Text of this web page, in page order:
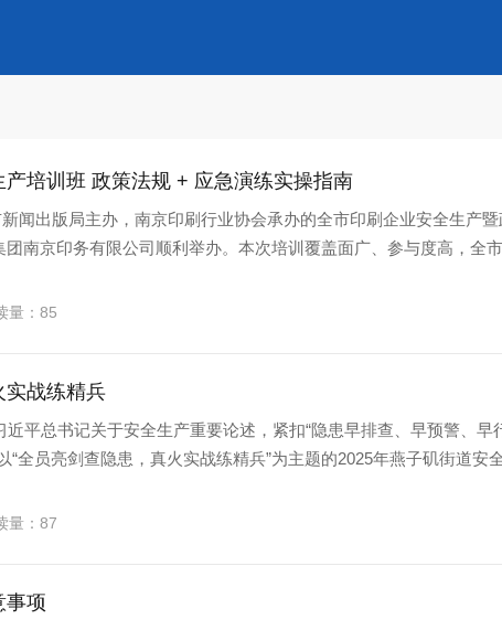
培训班 政策法规 + 应急演练实操指南
闻出版局主办，南京印刷行业协会承办的全市印刷企业安全生产
南京印务有限公司顺利举办。本次培训覆盖面广、参与度高，全
量：85
实战练精兵
平总书记关于安全生产重要论述，紧扣“隐患早排查、早预警、早
“全员亮剑查隐患，真火实战练精兵”为主题的2025年燕子矶街道安
量：87
事项